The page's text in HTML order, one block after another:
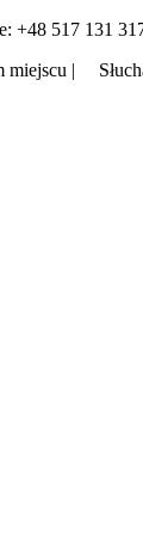
+48 517 131
|